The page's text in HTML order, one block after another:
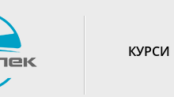
TOGGLE_NAVIGATION
КУРСИ